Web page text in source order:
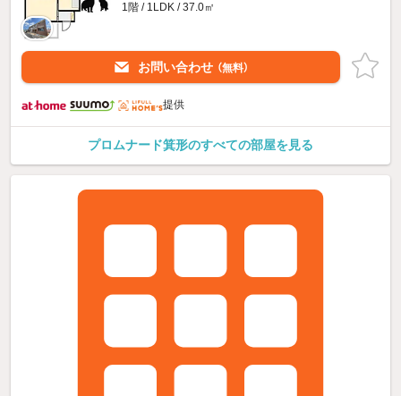
1階 / 1LDK / 37.0㎡
お問い合わせ （無料）
提供
プロムナード箕形のすべての部屋を見る